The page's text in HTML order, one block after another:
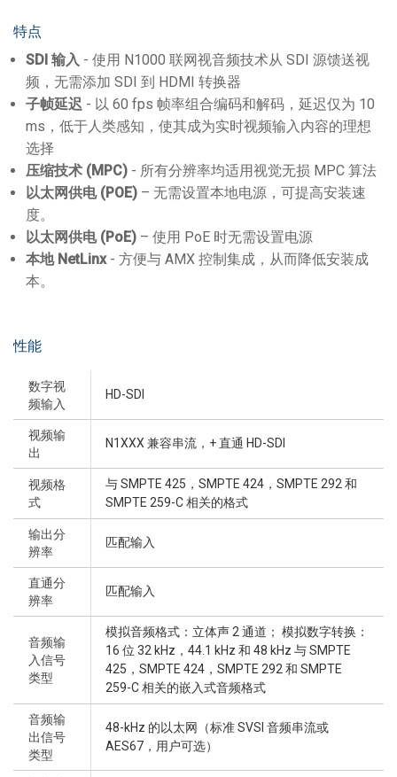
特点
SDI 输入 - 使用 N1000 联网视音频技术从 SDI 源馈送视
频，无需添加 SDI 到 HDMI 转换器
子帧延迟 - 以 60 fps 帧率组合编码和解码，延迟仅为 10
ms，低于人类感知，使其成为实时视频输入内容的理想
选择
压缩技术 (MPC) - 所有分辨率均适用视觉无损 MPC 算法
以太网供电(POE) – 无需设置本地电源，可提高安装速
度。
以太网供电(PoE) – 使用 PoE 时无需设置电源
本地NetLinx- 方便与 AMX 控制集成，从而降低安装成
本。
性能
数字视
频输入
HD-SDI
视频输
出
N1XXX 兼容串流，+ 直通 HD-SDI
视频格
式
与 SMPTE 425，SMPTE 424，SMPTE 292 和
SMPTE 259-C 相关的格式
输出分
辨率
匹配输入
直通分
辨率
匹配输入
音频输
入信号
类型
模拟音频格式：立体声 2 通道； 模拟数字转换：
16 位 32 kHz，44.1 kHz 和 48 kHz 与 SMPTE
425，SMPTE 424，SMPTE 292 和 SMPTE
259-C 相关的嵌入式音频格式
音频输
出信号
类型
48-kHz 的以太网（标准 SVSI 音频串流或
AES67，用户可选）